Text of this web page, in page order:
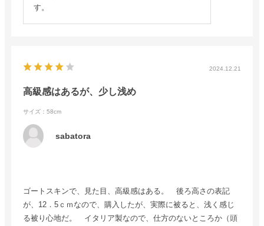
す。
2024.12.21
高級感はあるが、少し浅め
サイズ：58cm
sabatora
ゴートスキンで、見た目、高級感はある。 後ろ高さの表記
が、12．5ｃｍなので、購入したが、実際に被ると、浅く感じ
る被り心地だ。 イタリア製なので、仕方のないところか（頭